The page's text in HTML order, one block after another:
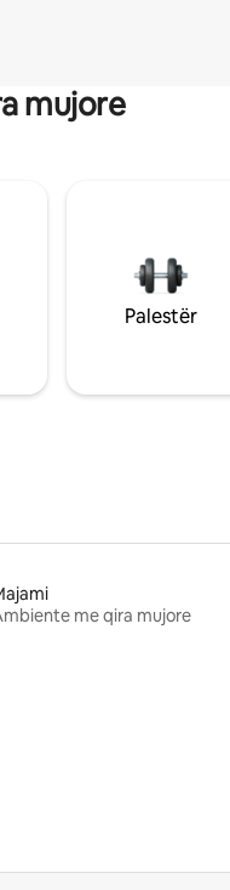
mujore
Palestër
me qira mujore